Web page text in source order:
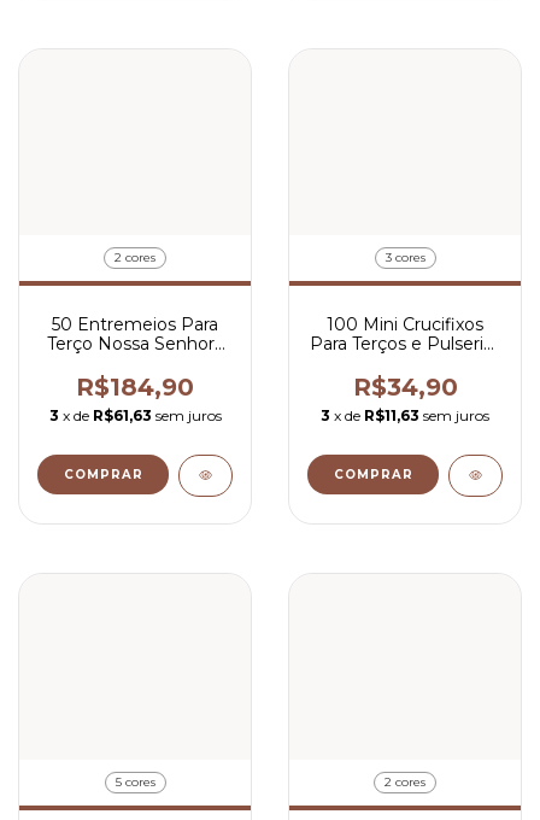
2 cores
50 Entremeios Para
Terço Nossa Senhora
5x3,7 cm
R$184,90
3 x de R$61,63 sem juros
COMPRAR
3 cores
100 Mini Crucifixos
Para Terços e Pulserias
R$34,90
3 x de R$11,63 sem juros
COMPRAR
5 cores 2 cores